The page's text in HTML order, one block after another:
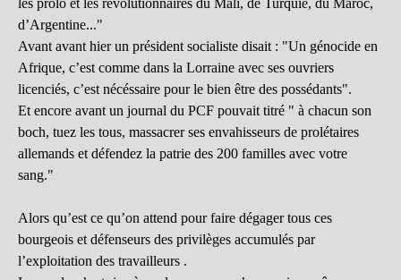
les prolo et les révolutionnaires du Mali, de Turquie, du Maroc,
d’Argentine..."
Avant avant hier un président socialiste disait : "Un génocide en
Afrique, c’est comme dans la Lorraine avec ses ouvriers
licenciés, c’est nécéssaire pour le bien être des possédants".
Et encore avant un journal du PCF pouvait titré " à chacun son
boch, tuez les tous, massacrer ses envahisseurs de prolétaires
allemands et défendez la patrie des 200 familles avec votre
sang."
Alors qu’est ce qu’on attend pour faire dégager tous ces
bourgeois et défenseurs des privilèges accumulés par
l’exploitation des travailleurs .